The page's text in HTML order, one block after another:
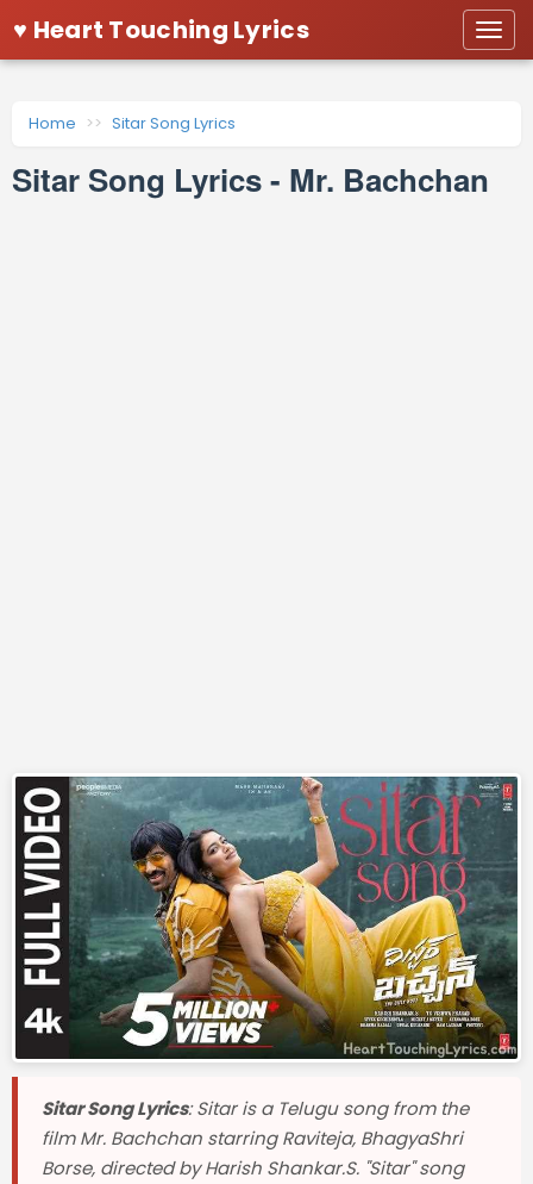
♥ Heart Touching Lyrics
Home Sitar Song Lyrics
Sitar Song Lyrics - Mr. Bachchan
Sitar Song Lyrics: Sitar is a Telugu song from the
film Mr. Bachchan starring Raviteja, BhagyaShri
Borse, directed by Harish Shankar.S. "Sitar" song